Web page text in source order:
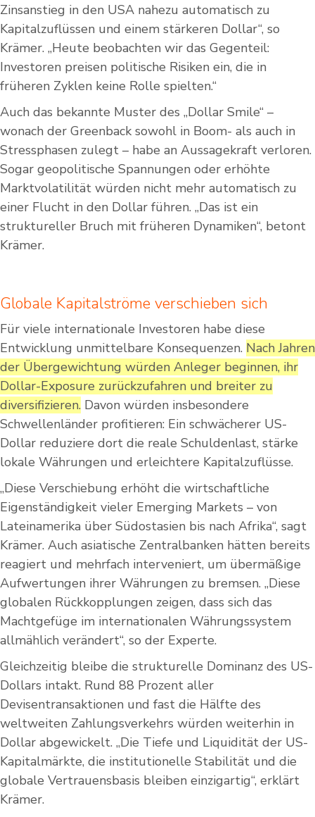
Zinsanstieg in den USA nahezu automatisch zu
Kapitalzuflüssen und einem stärkeren Dollar“, so
Krämer. „Heute beobachten wir das Gegenteil:
Investoren preisen politische Risiken ein, die in
früheren Zyklen keine Rolle spielten.“
Auch das bekannte Muster des „Dollar Smile“ –
wonach der Greenback sowohl in Boom- als auch in
Stressphasen zulegt – habe an Aussagekraft verloren.
Sogar geopolitische Spannungen oder erhöhte
Marktvolatilität würden nicht mehr automatisch zu
einer Flucht in den Dollar führen. „Das ist ein
struktureller Bruch mit früheren Dynamiken“, betont
Krämer.
Globale Kapitalströme verschieben sich
Für viele internationale Investoren habe diese
Entwicklung unmittelbare Konsequenzen. Nach Jahren
der Übergewichtung würden Anleger beginnen, ihr
Dollar-Exposure zurückzufahren und breiter zu
diversifizieren. Davon würden insbesondere
Schwellenländer profitieren: Ein schwächerer US-
Dollar reduziere dort die reale Schuldenlast, stärke
lokale Währungen und erleichtere Kapitalzuflüsse.
„Diese Verschiebung erhöht die wirtschaftliche
Eigenständigkeit vieler Emerging Markets – von
Lateinamerika über Südostasien bis nach Afrika“, sagt
Krämer. Auch asiatische Zentralbanken hätten bereits
reagiert und mehrfach interveniert, um übermäßige
Aufwertungen ihrer Währungen zu bremsen. „Diese
globalen Rückkopplungen zeigen, dass sich das
Machtgefüge im internationalen Währungssystem
allmählich verändert“, so der Experte.
Gleichzeitig bleibe die strukturelle Dominanz des US-
Dollars intakt. Rund 88 Prozent aller
Devisentransaktionen und fast die Hälfte des
weltweiten Zahlungsverkehrs würden weiterhin in
Dollar abgewickelt. „Die Tiefe und Liquidität der US-
Kapitalmärkte, die institutionelle Stabilität und die
globale Vertrauensbasis bleiben einzigartig“, erklärt
Krämer.